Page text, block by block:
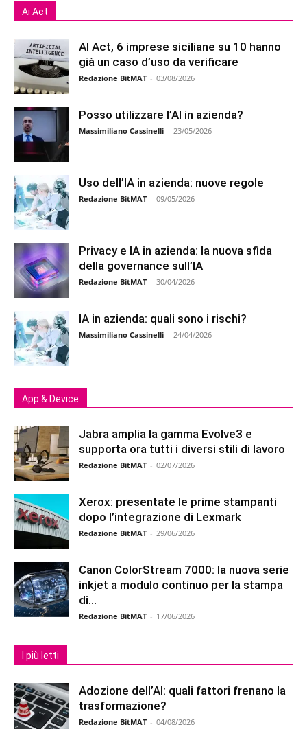
Ai Act
AI Act, 6 imprese siciliane su 10 hanno
già un caso d’uso da verificare
Redazione BitMAT - 03/08/2026
Posso utilizzare l’AI in azienda?
Massimiliano Cassinelli - 23/05/2026
Uso dell’IA in azienda: nuove regole
Redazione BitMAT - 09/05/2026
Privacy e IA in azienda: la nuova sfida
della governance sull’IA
Redazione BitMAT - 30/04/2026
IA in azienda: quali sono i rischi?
Massimiliano Cassinelli - 24/04/2026
App & Device
Jabra amplia la gamma Evolve3 e
supporta ora tutti i diversi stili di lavoro
Redazione BitMAT - 02/07/2026
Xerox: presentate le prime stampanti
dopo l’integrazione di Lexmark
Redazione BitMAT - 29/06/2026
Canon ColorStream 7000: la nuova serie
inkjet a modulo continuo per la stampa
di...
Redazione BitMAT - 17/06/2026
I più letti
Adozione dell’AI: quali fattori frenano la
trasformazione?
Redazione BitMAT - 04/08/2026